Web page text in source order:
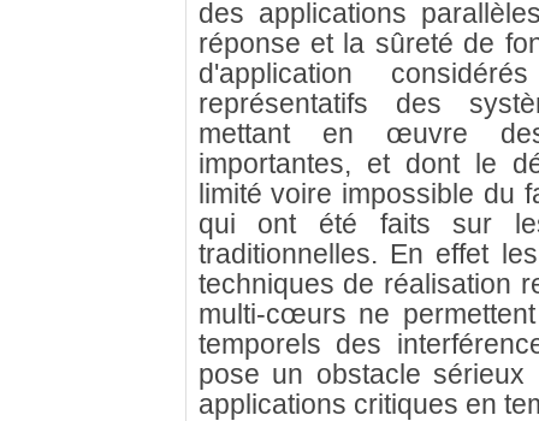
des applications
réponse et la sûreté de
d'application
représentatifs des
mettant en œuvre
importantes, et dont le
limité voire impossible du
qui ont été faits sur
traditionnelles. En effet
techniques de réalisation
multi-cœurs ne
temporels des
pose un obstacle
applications critiques en